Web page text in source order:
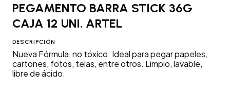
PEGAMENTO BARRA STICK 36G
CAJA 12 UNI. ARTEL
DESCRIPCIÓN
Nueva Fórmula, no tóxico. Ideal para pegar papeles,
cartones, fotos, telas, entre otros. Limpio, lavable,
libre de ácido.